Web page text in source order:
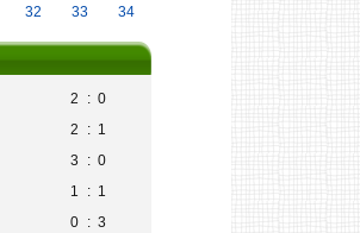
32 33 34
2 : 0
2 : 1
3 : 0
1 : 1
0 : 3